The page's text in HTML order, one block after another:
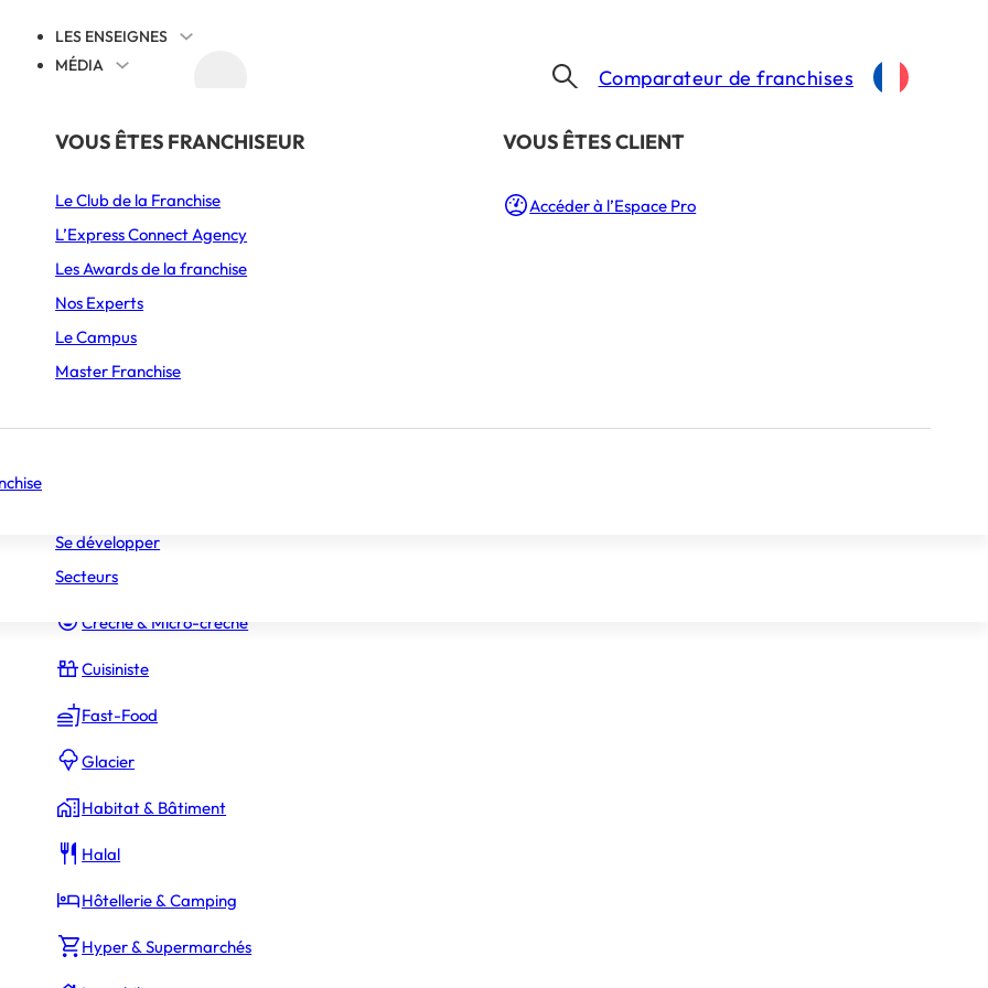
LES ENSEIGNES
PAR SECTEUR
Alimentation
Ameublement & Décoration
Automobile, Moto & Cycle
Beauté & Bien-être
Constructeur Piscines & Spas
Crèche & Micro-crèche
Cuisiniste
Fast-Food
Glacier
Habitat & Bâtiment
Halal
Hôtellerie & Camping
Hyper & Supermarchés
MÉDIA
THÉMATIQUES
Juridique
Cession reprise
International
Comprendre la franchise
S’implanter
Animation et communication
Se développer
Secteurs
VOUS ÊTES FRANCHISEUR
Le Club de la Franchise
L’Express Connect Agency
Les Awards de la franchise
Nos Experts
Le Campus
Master Franchise
​VOUS ÊTES CLIENT
Accéder à l’Espace Pro
Comparateur de franchises
droits d’entrée (45 000 €)